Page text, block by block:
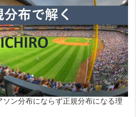
ン分布にならず正規分布になる理